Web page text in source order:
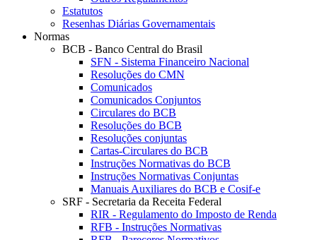
Estatutos
Resenhas Diárias Governamentais
Normas
BCB - Banco Central do Brasil
SFN - Sistema Financeiro Nacional
Resoluções do CMN
Comunicados
Comunicados Conjuntos
Circulares do BCB
Resoluções do BCB
Resoluções conjuntas
Cartas-Circulares do BCB
Instruções Normativas do BCB
Instruções Normativas Conjuntas
Manuais Auxiliares do BCB e Cosif-e
SRF - Secretaria da Receita Federal
RIR - Regulamento do Imposto de Renda
RFB - Instruções Normativas